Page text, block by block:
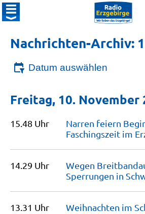
Nachrichten-Archiv:
Datum auswählen
Freitag, 10. November
15.48 Uhr
Narren feiern
Faschingszeit im
14.29 Uhr
Wegen
Sperrungen in
13.31 Uhr
Weihnachten im